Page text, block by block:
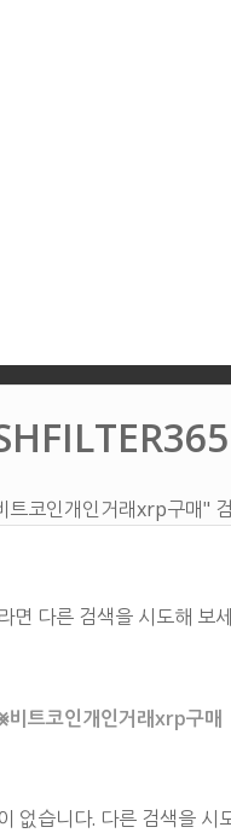
트코인개인거래xrp구매"
면 다른 검색을 시도해 보
비트코인개인거래xrp구매
없습니다. 다른 검색을 시